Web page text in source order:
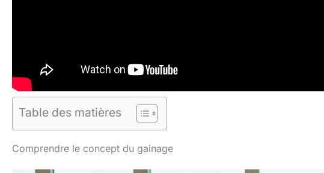
Table des matières
Comprendre le concept du gainage